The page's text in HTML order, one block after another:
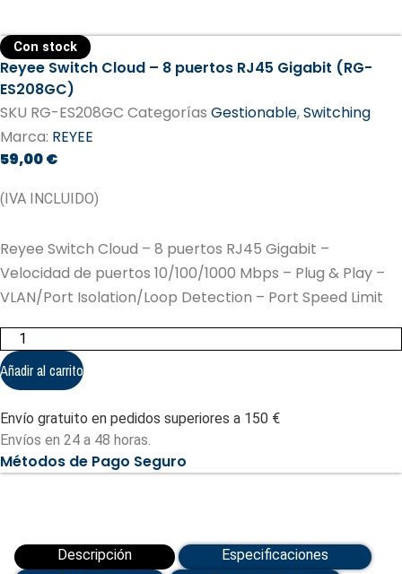
Con stock
Reyee Switch Cloud – 8 puertos RJ45 Gigabit (RG-
ES208GC)
SKU RG-ES208GC Categorías Gestionable,Switching
Marca: REYEE
59,00€
(IVA INCLUIDO)
Reyee Switch Cloud – 8 puertos RJ45 Gigabit –
Velocidad de puertos 10/100/1000 Mbps – Plug & Play –
VLAN/Port Isolation/Loop Detection – Port Speed Limit
Reyee
Switch
Cloud
-
8
RJ45
Gigabit
(RG-
ES208GC)
cantidad
Añadir al carrito
Envío gratuito en pedidos superiores a 150 €
Envíos en 24 a 48 horas.
Métodos de Pago Seguro
Descripción
Especificaciones